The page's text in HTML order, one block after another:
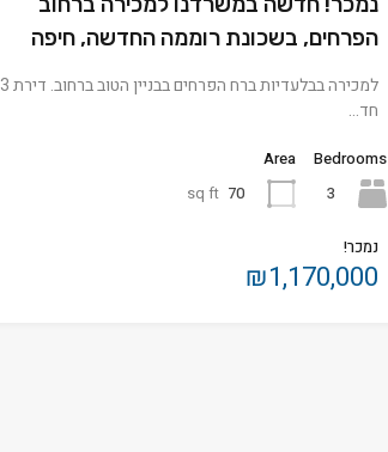
הפרחים, בשכונת רוממה החדשה, חיפה
למכירה בבלעדיות ברח הפרחים בבניין הטוב ברחוב. דירת 3
חד…
Bedrooms
3
Area
70
sq ft
נמכר!
₪1,170,000